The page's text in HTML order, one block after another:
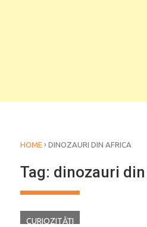
HOME › DINOZAURI DIN AFRICA
Tag: dinozauri
CURIOZITĂŢI